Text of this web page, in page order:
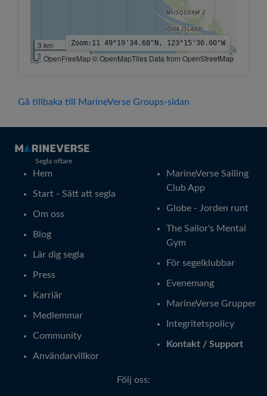
49°12'N 49°12'N
3 km
3 miOpenFreeMap © OpenMapTiles Data from OpenStreetMap
Zoom: 11 49°19'34.68"N, 123°15'36.00"W
Gå tillbaka till MarineVerse Groups-sidan
Segla oftare
Hem
Start - Sätt att segla
Om oss
Blog
Lär dig segla
Press
Karriär
Medlemmar
Community
Användarvillkor
MarineVerse Sailing
Club App
Globe - Jorden runt
The Sailor's Mental
Gym
För segelklubbar
Evenemang
MarineVerse Grupper
Integritetspolicy
Kontakt / Support
Följ oss: